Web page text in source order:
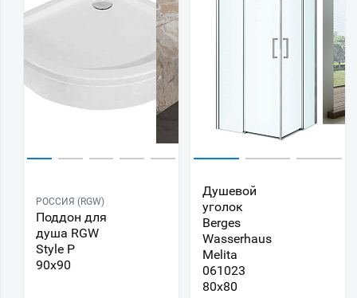
РОССИЯ (RGW)
Поддон для
душа RGW
Style P
90x90
Душевой
уголок
Berges
Wasserhaus
Melita
061023
80x80